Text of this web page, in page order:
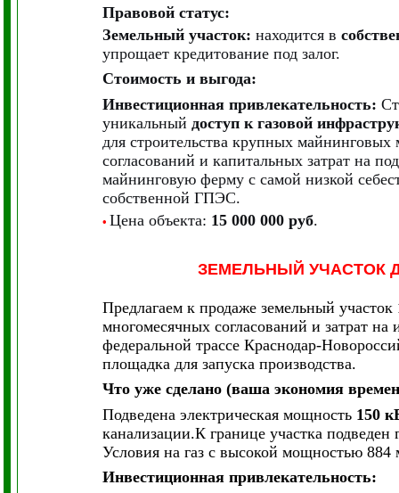
Правовой статус:
Земельный участок: находится в
упрощает кредитование под залог.
Стоимость и выгода:
Инвестиционная привлекательность:
уникальный доступ к газовой
для строительства крупных
согласований и капитальных затрат на
майнинговую ферму с самой низкой
собственной ГПЭС.
• Цена объекта: 15 000 000 руб.
ЗЕМЕЛЬНЫЙ УЧАСТОК
Предлагаем к продаже земельный участок
многомесячных согласований и затрат
федеральной трассе Краснодар-
площадка для запуска производства.
Что уже сделано (ваша экономия
Подведена электрическая мощность 150
канализации.К границе участка
Условия на газ с высокой мощностью 884
Инвестиционная привлекательность: